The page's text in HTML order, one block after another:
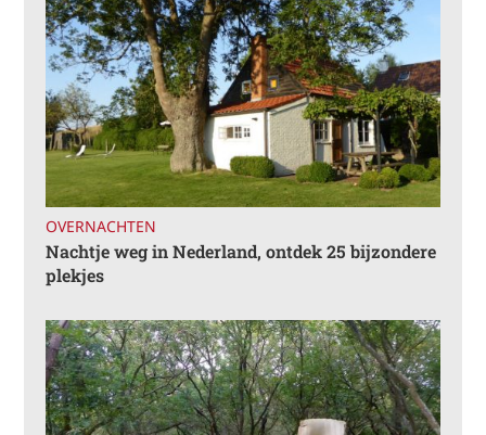
OVERNACHTEN
Nachtje weg in Nederland, ontdek 25 bijzondere
plekjes